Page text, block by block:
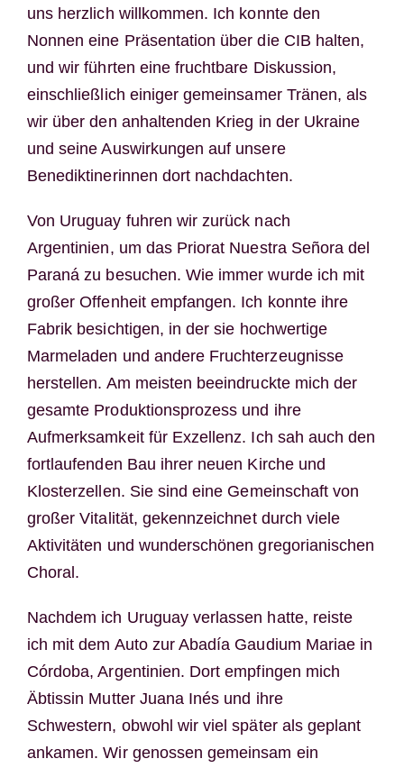
uns herzlich willkommen. Ich konnte den
Nonnen eine Präsentation über die CIB halten,
und wir führten eine fruchtbare Diskussion,
einschließlich einiger gemeinsamer Tränen, als
wir über den anhaltenden Krieg in der Ukraine
und seine Auswirkungen auf unsere
Benediktinerinnen dort nachdachten.
Von Uruguay fuhren wir zurück nach
Argentinien, um das Priorat Nuestra Señora del
Paraná zu besuchen. Wie immer wurde ich mit
großer Offenheit empfangen. Ich konnte ihre
Fabrik besichtigen, in der sie hochwertige
Marmeladen und andere Fruchterzeugnisse
herstellen. Am meisten beeindruckte mich der
gesamte Produktionsprozess und ihre
Aufmerksamkeit für Exzellenz. Ich sah auch den
fortlaufenden Bau ihrer neuen Kirche und
Klosterzellen. Sie sind eine Gemeinschaft von
großer Vitalität, gekennzeichnet durch viele
Aktivitäten und wunderschönen gregorianischen
Choral.
Nachdem ich Uruguay verlassen hatte, reiste
ich mit dem Auto zur Abadía Gaudium Mariae in
Córdoba, Argentinien. Dort empfingen mich
Äbtissin Mutter Juana Inés und ihre
Schwestern, obwohl wir viel später als geplant
ankamen. Wir genossen gemeinsam ein